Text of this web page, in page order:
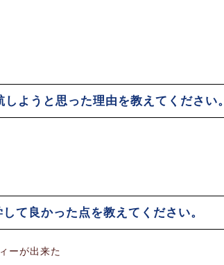
ようと思った理由を教えてください。
て良かった点を教えてください。
ーが出来た